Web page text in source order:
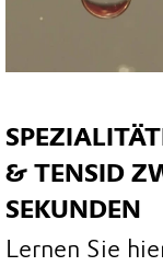
& TENSID
SEKUNDEN
Lernen Sie